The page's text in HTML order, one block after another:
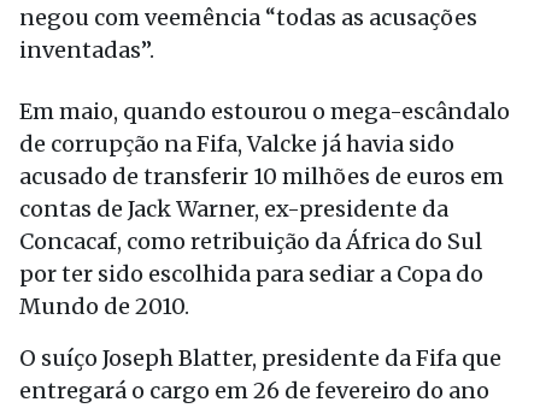
negou com veemência “todas as acusações
inventadas”.
Em maio, quando estourou o mega-escândalo
de corrupção na Fifa, Valcke já havia sido
acusado de transferir 10 milhões de euros em
contas de Jack Warner, ex-presidente da
Concacaf, como retribuição da África do Sul
por ter sido escolhida para sediar a Copa do
Mundo de 2010.
O suíço Joseph Blatter, presidente da Fifa que
entregará o cargo em 26 de fevereiro do ano